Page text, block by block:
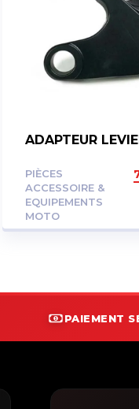
ADAPTEUR
PIÈCES
ACCESSOIRE &
EQUIPEMENTS
MOTO
PAIEMENT